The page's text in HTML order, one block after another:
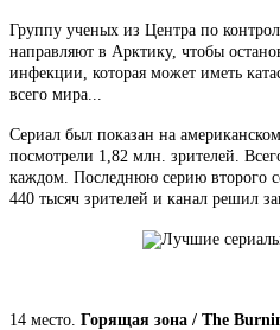
Группу ученых из Центра по
направляют в Арктику, чтобы
инфекции, которая может иметь
всего мира...
Сериал был показан на
посмотрели 1,82 млн. зрителей.
каждом. Последнюю серию второго
440 тысяч зрителей и канал решил
14 место. Горящая зона / The